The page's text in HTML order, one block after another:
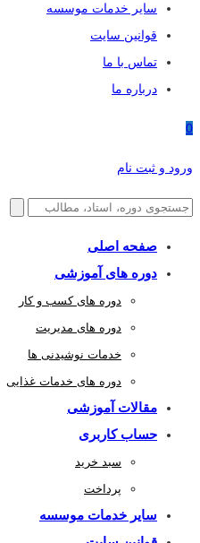
سایر خدمات موسسه
قوانین سایت
تماس با ما
درباره ما
0
ورود و ثبت نام
صفحه اصلی
دوره های آموزشی
دوره های کسب و کار
دوره های مدیریت
خدمات نوشیدنی ها
دوره های خدمات غذایی
مقالات آموزشی
حساب کاربری
سبد خرید
پرداخت
سایر خدمات موسسه